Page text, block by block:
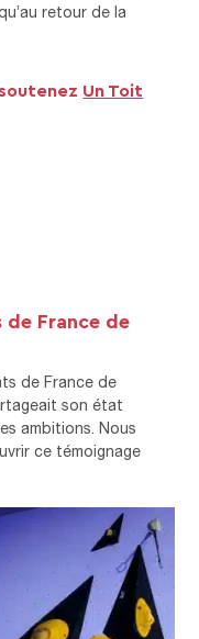
retour de la
Un Toit
de France de
de France de
son état
ambitions. Nous
ce témoignage